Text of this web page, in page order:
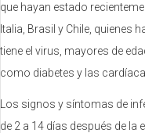
que hayan estado
Italia, Brasil y Chile, quienes
tiene el virus, mayores de
como diabetes y las
Los signos y síntomas de
de 2 a 14 días después de la